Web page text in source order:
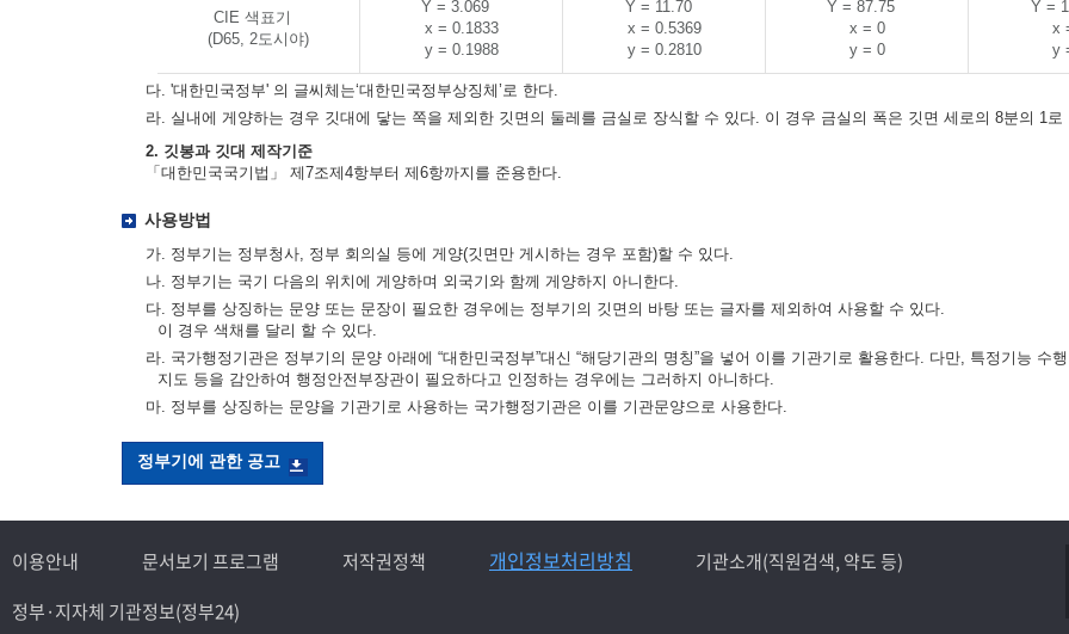
CIE 색표기
(D65, 2도시야)
Y = 3.069
x = 0.1833
y = 0.1988
Y = 11.70
x = 0.5369
y = 0.2810
Y = 87.75
x = 0
y = 0
Y =
x
y
다. '대한민국정부' 의 글씨체는‘대한민국정부상징체’로 한다.
라. 실내에 게양하는 경우 깃대에 닿는 쪽을 제외한 깃면의 둘레를 금실로 장식할 수 있다. 이 경우 금실의 폭은 깃면 세로의 8분의 1로
2. 깃봉과 깃대 제작기준
「대한민국국기법」 제7조제4항부터 제6항까지를 준용한다.
사용방법
가. 정부기는 정부청사, 정부 회의실 등에 게양(깃면만 게시하는 경우 포함)할 수 있다.
나. 정부기는 국기 다음의 위치에 게양하며 외국기와 함께 게양하지 아니한다.
다. 정부를 상징하는 문양 또는 문장이 필요한 경우에는 정부기의 깃면의 바탕 또는 글자를 제외하여 사용할 수 있다.
이 경우 색채를 달리 할 수 있다.
라. 국가행정기관은 정부기의 문양 아래에 “대한민국정부”대신 “해당기관의 명칭”을 넣어 이를 기관기로 활용한다. 다만, 특정기능 수
지도 등을 감안하여 행정안전부장관이 필요하다고 인정하는 경우에는 그러하지 아니하다.
마. 정부를 상징하는 문양을 기관기로 사용하는 국가행정기관은 이를 기관문양으로 사용한다.
정부기에 관한 공고
이용안내 문서보기 프로그램 저작권정책 개인정보처리방침
기관소개(직원검색, 약도 등)
정부·지자체 기관정보(정부24)